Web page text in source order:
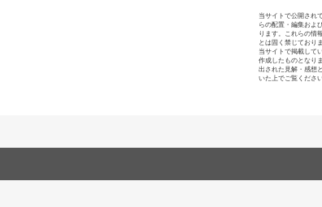
当サイトで公開され
らの配置・編集およ
ります。これらの情
とは固く禁じておりま
当サイトで掲載して
作成したものとなり
出された見解・感想
いた上でご覧ください